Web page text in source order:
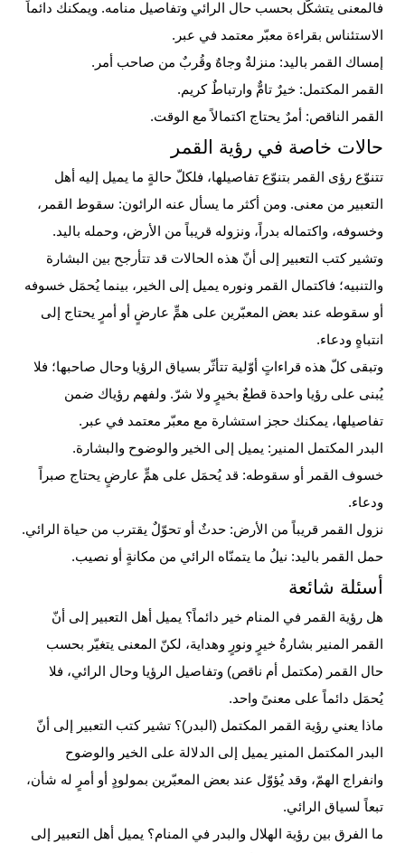
فالمعنى يتشكّل بحسب حال الرائي وتفاصيل منامه. ويمكنك دائماً
الاستئناس بقراءة معبّر معتمد في عبر.
إمساك القمر باليد: منزلةٌ وجاهٌ وقُربٌ من صاحب أمر.
القمر المكتمل: خيرٌ تامٌّ وارتباطٌ كريم.
القمر الناقص: أمرٌ يحتاج اكتمالاً مع الوقت.
حالات خاصة في رؤية القمر
تتنوّع رؤى القمر بتنوّع تفاصيلها، فلكلّ حالةٍ ما يميل إليه أهل
التعبير من معنى. ومن أكثر ما يسأل عنه الرائون: سقوط القمر،
وخسوفه، واكتماله بدراً، ونزوله قريباً من الأرض، وحمله باليد.
وتشير كتب التعبير إلى أنّ هذه الحالات قد تتأرجح بين البشارة
والتنبيه؛ فاكتمال القمر ونوره يميل إلى الخير، بينما يُحمَل خسوفه
أو سقوطه عند بعض المعبّرين على همٍّ عارضٍ أو أمرٍ يحتاج إلى
انتباهٍ ودعاء.
وتبقى كلّ هذه قراءاتٍ أوّلية تتأثّر بسياق الرؤيا وحال صاحبها؛ فلا
يُبنى على رؤيا واحدة قطعٌ بخيرٍ ولا شرّ. ولفهم رؤياك ضمن
تفاصيلها، يمكنك حجز استشارة مع معبّر معتمد في عبر.
البدر المكتمل المنير: يميل إلى الخير والوضوح والبشارة.
خسوف القمر أو سقوطه: قد يُحمَل على همٍّ عارضٍ يحتاج صبراً
ودعاء.
نزول القمر قريباً من الأرض: حدثٌ أو تحوّلٌ يقترب من حياة الرائي.
حمل القمر باليد: نيلُ ما يتمنّاه الرائي من مكانةٍ أو نصيب.
أسئلة شائعة
هل رؤية القمر في المنام خير دائماً؟ يميل أهل التعبير إلى أنّ
القمر المنير بشارةُ خيرٍ ونورٍ وهداية، لكنّ المعنى يتغيّر بحسب
حال القمر (مكتمل أم ناقص) وتفاصيل الرؤيا وحال الرائي، فلا
يُحمَل دائماً على معنىً واحد.
ماذا يعني رؤية القمر المكتمل (البدر)؟ تشير كتب التعبير إلى أنّ
البدر المكتمل المنير يميل إلى الدلالة على الخير والوضوح
وانفراج الهمّ، وقد يُؤوّل عند بعض المعبّرين بمولودٍ أو أمرٍ له شأن،
تبعاً لسياق الرائي.
ما الفرق بين رؤية الهلال والبدر في المنام؟ يميل أهل التعبير إلى